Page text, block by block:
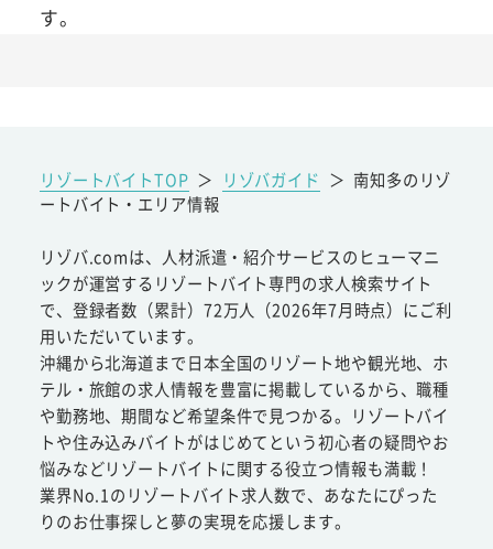
す。
リゾートバイトTOP ＞ リゾバガイド ＞ 南知多のリゾ
ートバイト・エリア情報
リゾバ.comは、人材派遣・紹介サービスのヒューマニ
ックが運営するリゾートバイト専門の求人検索サイト
で、登録者数（累計）72万人（2026年7月時点）にご利
用いただいています。
沖縄から北海道まで日本全国のリゾート地や観光地、ホ
テル・旅館の求人情報を豊富に掲載しているから、職種
や勤務地、期間など希望条件で見つかる。リゾートバイ
トや住み込みバイトがはじめてという初心者の疑問やお
悩みなどリゾートバイトに関する役立つ情報も満載！
業界No.1のリゾートバイト求人数で、あなたにぴった
りのお仕事探しと夢の実現を応援します。